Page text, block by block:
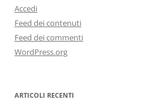
Accedi
Feed dei contenuti
Feed dei commenti
WordPress.org
ARTICOLI RECENTI